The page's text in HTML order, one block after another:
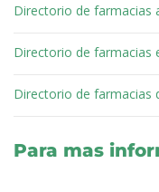
Directorio de farmacias
Directorio de farmacias
Directorio de farmacias
Para mas